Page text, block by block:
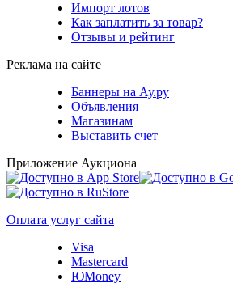
Импорт лотов
Как заплатить за товар?
Отзывы и рейтинг
Реклама на сайте
Баннеры на Ау.ру
Объявления
Магазинам
Выставить счет
Приложение Аукциона
Оплата услуг сайта
Visa
Mastercard
ЮMoney